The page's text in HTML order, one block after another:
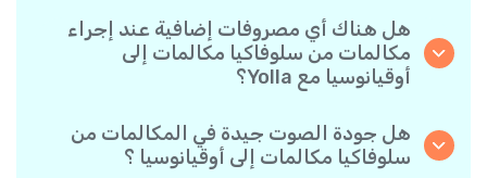
هل هناك أي مصروفات إضافية عند إجراء
مكالمات من سلوفاكيا مكالمات إلى
أوقيانوسيا مع Yolla؟
ببساطته، ما يضمن أنك لن تدفع إلا مقابل الوقت الذي
تحدثته فعليًا. لدون رسوم مخفية أو اشتراك شهري
إجباري أو رسوم إعداد.
هل جودة الصوت جيدة في المكالمات من
سلوفاكيا مكالمات إلى أوقيانوسيا ؟